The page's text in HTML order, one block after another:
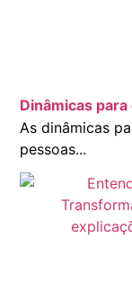
Dinâmicas
As dinâmicas
pessoas...